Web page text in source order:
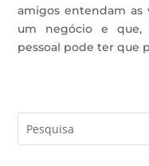
amigos entendam as
um negócio e que,
pessoal pode ter que